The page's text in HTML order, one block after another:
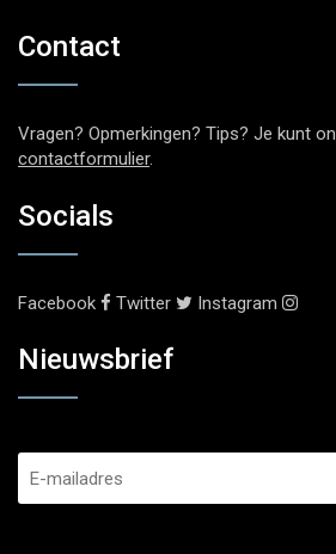
Contact
Vragen? Opmerkingen? Tips? Je kunt
contactformulier.
Socials
Facebook Twitter Instagram
Nieuwsbrief